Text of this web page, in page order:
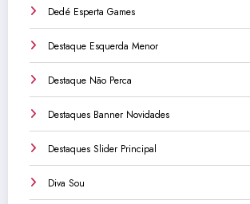
Dedé Esperta Games
Destaque Esquerda Menor
Destaque Não Perca
Destaques Banner Novidades
Destaques Slider Principal
Diva Sou